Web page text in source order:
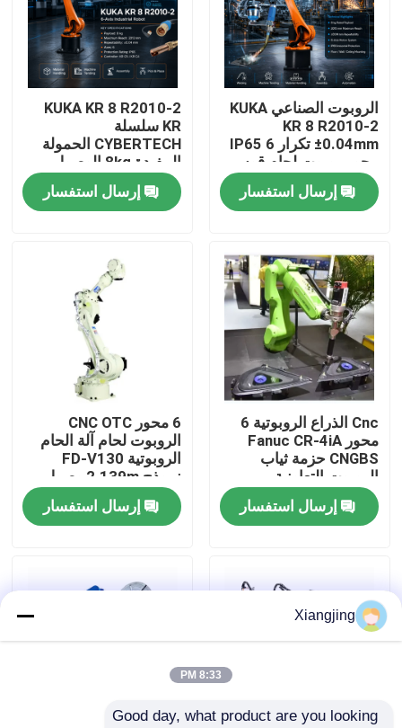
المنزل
المنتجات
فيديوهات
معلومات عنا
جولة في المعمل
رقابة جودة
مدونة
ذراع روبوت صناعي
الروبوت الصناعي KUKA
KR 8 R2010-2
±0.04mm تكرار IP65 6
محور روبوت لحام قوس
و KR C4 KR C5 KR C5-2
مجلس إدارةإرسال استفسار
KUKA KR 8 R2010-2
KR سلسلة
CYBERTECH الحمولة
المفيدة 8kg الوصول
2013mm 6 محور روبوت
صناعي TBi RM2 روبوت
مصابيح لحام
إرسال استفسار
Cnc الذراع الروبوتية 6
محور Fanuc CR-4iA
CNGBS حزمة ثياب
الروبوت التعاونية
الروبوت لحام
إرسال استفسار
6 محور CNC OTC
الروبوت لحام آلة الحام
الروبوتية FD-V130
نموذج 2.139m وصول
إرسال استفسار
Xiangjing
8:33 PM
Good day, what product are you looking